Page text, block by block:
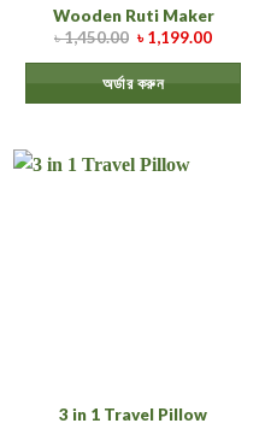
Wooden Ruti Maker
৳1,450.00 ৳1,199.00
অর্ডার করুন
3 in 1 Travel Pillow